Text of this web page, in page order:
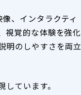
、インタラクティ
視覚的な体験を強化
明のしやすさを両立
ています。